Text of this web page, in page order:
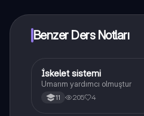
Benzer Ders Notları
Biyoloji
İskelet sistemi
Umarım yardımcı olmuştur
11 205 4